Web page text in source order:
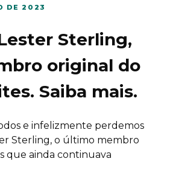
DE 2023
Sterling,
original do
Saiba mais.
e infelizmente perdemos
Sterling, o último membro
que ainda continuava